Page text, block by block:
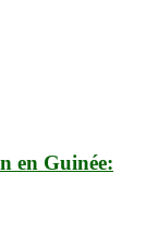
en Guinée: